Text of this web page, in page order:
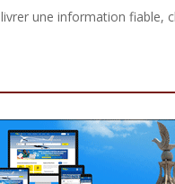
une information fiable,